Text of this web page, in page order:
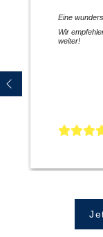
Eine
Wir
weiter!